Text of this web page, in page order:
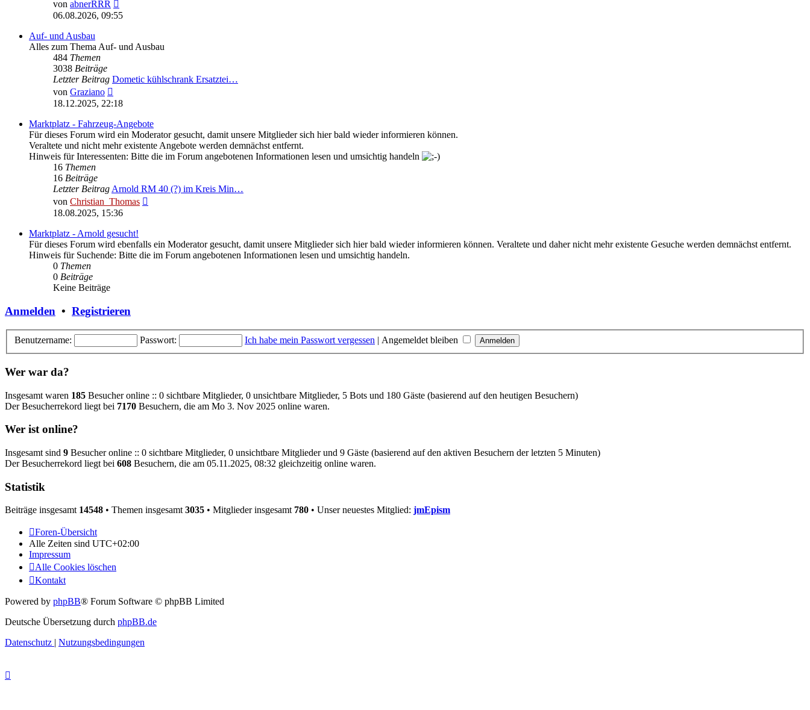
von abnerRRR
Beitrag
06.08.2026, 09:55
Auf- und Ausbau
Alles zum Thema Auf- und Ausbau
484 Themen
3038 Beiträge
Letzter Beitrag Dometic kühlschrank Ersatztei…
von Graziano
Beitrag
18.12.2025, 22:18
Marktplatz - Fahrzeug-Angebote
Für dieses Forum wird ein Moderator gesucht, damit unsere Mitglieder sich hier bald wieder informieren können.
Veraltete und nicht mehr existente Angebote werden demnächst entfernt.
Hinweis für Interessenten: Bitte die im Forum angebotenen Informationen lesen und umsichtig handeln
16 Themen
16 Beiträge
Letzter Beitrag Arnold RM 40 (?) im Kreis Min…
von Christian_Thomas
18.08.2025, 15:36
Marktplatz - Arnold gesucht!
Für dieses Forum wird ebenfalls ein Moderator gesucht, damit unsere Mitglieder sich hier bald wieder informieren können. Veraltete und daher nicht mehr existente Gesuche werden demnächst entfernt.
Hinweis für Suchende: Bitte die im Forum angebotenen Informationen lesen und umsichtig handeln.
0 Themen
0 Beiträge
Keine Beiträge
Anmelden • Registrieren
Benutzername: Passwort: Ich habe mein Passwort vergessen | Angemeldet bleiben
Wer war da?
Insgesamt waren 185 Besucher online :: 0 sichtbare Mitglieder, 0 unsichtbare Mitglieder, 5 Bots und 180 Gäste (basierend auf den heutigen Besuchern)
Der Besucherrekord liegt bei 7170 Besuchern, die am Mo 3. Nov 2025 online waren.
Wer ist online?
Insgesamt sind 9 Besucher online :: 0 sichtbare Mitglieder, 0 unsichtbare Mitglieder und 9 Gäste (basierend auf den aktiven Besuchern der letzten 5 Minuten)
Der Besucherrekord liegt bei 608 Besuchern, die am 05.11.2025, 08:32 gleichzeitig online waren.
Statistik
Beiträge insgesamt 14548 • Themen insgesamt3035 • Mitglieder insgesamt 780 • Unser neuestes Mitglied: jmEpism
Foren-Übersicht
Alle Zeiten sind UTC+02:00
Impressum
Alle Cookies löschen
Kontakt
Powered by phpBB® Forum Software © phpBB Limited
Deutsche Übersetzung durch phpBB.de
Datenschutz | Nutzungsbedingungen